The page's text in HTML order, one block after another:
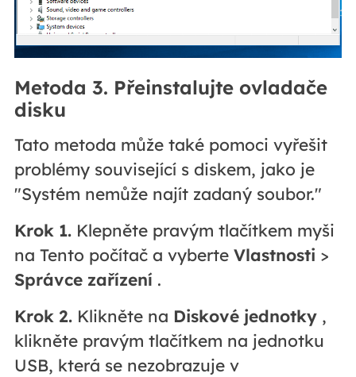
Metoda 3. Přeinstalujte ovladače
disku
Tato metoda může také pomoci vyřešit
problémy související s diskem, jako je
"Systém nemůže najít zadaný soubor."
Krok 1.Klepněte pravým tlačítkem myši
na Tento počítač a vyberte Vlastnosti >
Správce zařízení .
Krok 2.Klikněte na Diskové jednotky,
klikněte pravým tlačítkem na jednotku
USB, která se nezobrazuje v